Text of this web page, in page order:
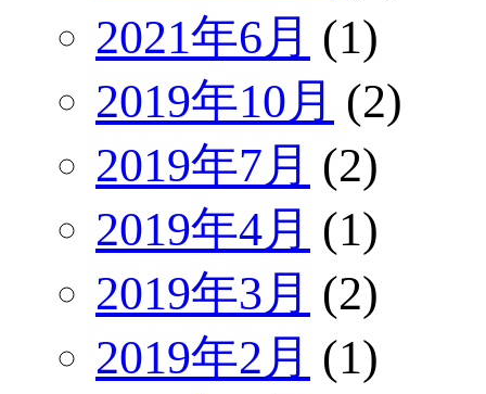
2021年6月 (1)
2019年10月 (2)
2019年7月 (2)
2019年4月 (1)
2019年3月 (2)
2019年2月 (1)